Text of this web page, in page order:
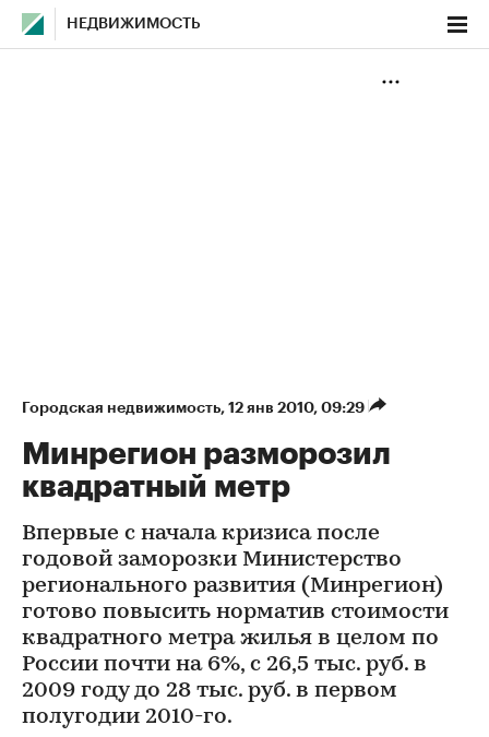
НЕДВИЖИМОСТЬ
Городская недвижимость⁠, 12 янв 2010, 09:29
Минрегион разморозил
квадратный метр
Впервые с начала кризиса после
годовой заморозки Министерство
регионального развития (Минрегион)
готово повысить норматив стоимости
квадратного метра жилья в целом по
России почти на 6%, c 26,5 тыс. руб. в
2009 году до 28 тыс. руб. в первом
полугодии 2010-го.